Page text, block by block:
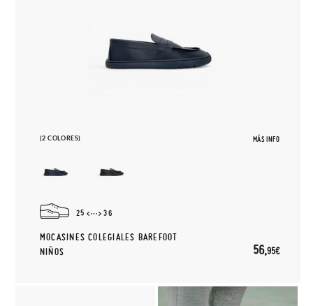
(2 COLORES) MÁS INFO
25 36
MOCASINES COLEGIALES BAREFOOT
NIÑOS
56,95€